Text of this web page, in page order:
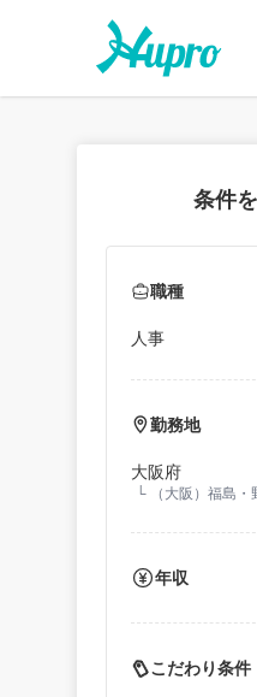
条件
職種
人事
勤務地
大阪府
└ （大阪）福島
年収
こだわり条件